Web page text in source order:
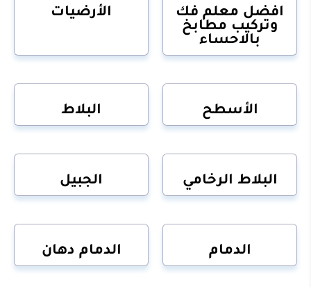
افضل معلم فك
وتركيب مطابخ
بالاحساء
الأرضيات
الأسطح البلاط
البلاط الرخامي الجبيل
الدمام الدمام دهان